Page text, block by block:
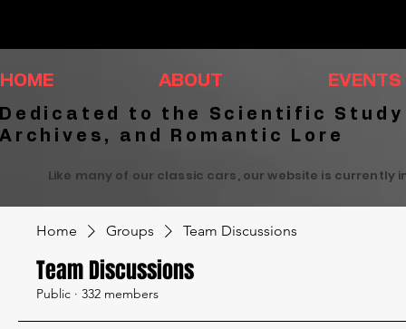
HOME ABOUT EVENTS
Dedicated to the Scientific
Archives, and Romantic Lore
Like many of our classic cars, our website is
Home Groups Team Discussions
Team Discussions
Public · 332 members